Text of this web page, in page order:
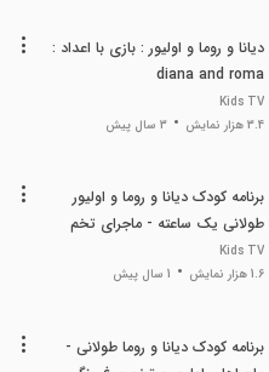
دیانا و روما و اولیور : بازی با اعداد :
diana and roma
Kids TV
3.4 هزار نمایش
3 سال پیش
برنامه کودک دیانا و روما و اولیور
طولانی یک ساعته - ماجرای تخم‌
مرغ های عید پاک
Kids TV
1.6 هزار نمایش
1 سال پیش
برنامه کودک دیانا و روما طولانی -